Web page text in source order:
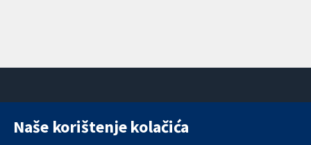
11-13 Cavendish
Naše korištenje kolačića